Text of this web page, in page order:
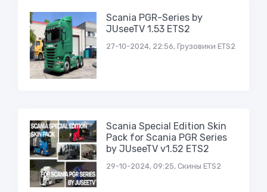
Scania PGR-Series by
JUseeTV 1.53 ETS2
27-10-2024, 22:56, Грузовики ETS2
Scania Special Edition Skin
Pack for Scania PGR Series
by JUseeTV v1.52 ETS2
29-10-2024, 09:25, Скины ETS2